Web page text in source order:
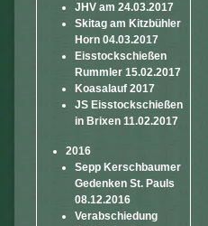
JHV am 24.03.2017
Skitag am Kitzbühler
Horn 04.03.2017
Eisstockschießen
Rummler 15.02.2017
Koasalauf 2017
JS Eisstockschießen
in Brixen 11.02.2017
2016
Sepp Kerschbaumer
Gedenken St. Pauls
08.12.2016
Verabschiedung